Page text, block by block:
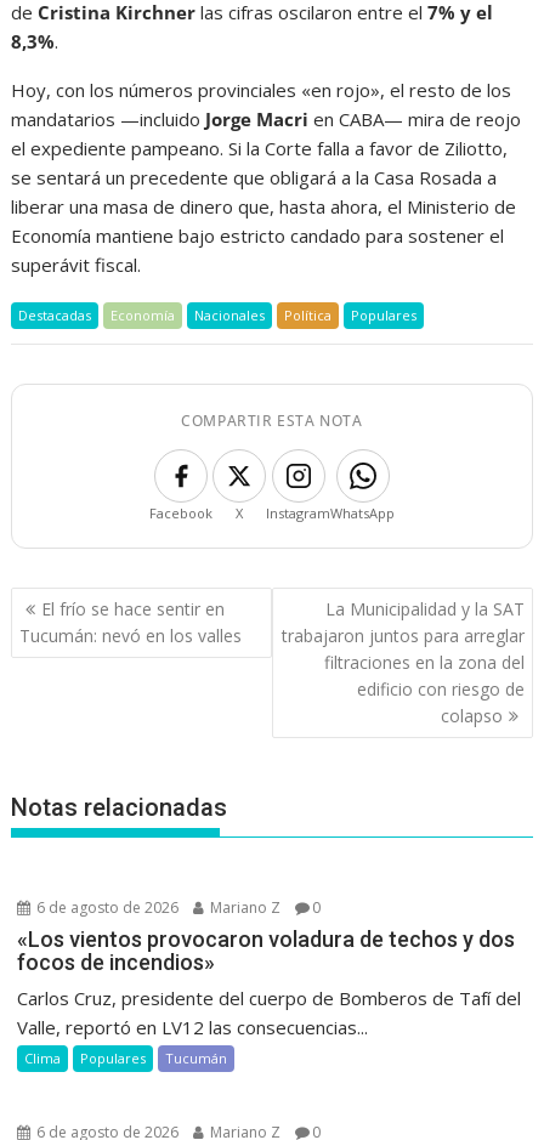
de Cristina Kirchner las cifras oscilaron entre el7% y el
8,3%.
Hoy, con los números provinciales «en rojo», el resto de los
mandatarios —incluido Jorge Macri en CABA— mira de reojo
el expediente pampeano. Si la Corte falla a favor de Ziliotto,
se sentará un precedente que obligará a la Casa Rosada a
liberar una masa de dinero que, hasta ahora, el Ministerio de
Economía mantiene bajo estricto candado para sostener el
superávit fiscal.
Destacadas Economía Nacionales Política Populares
COMPARTIR ESTA NOTA
Facebook X InstagramWhatsApp
Navegación
de
entradas
El frío se hace sentir en
Tucumán: nevó en los valles
La Municipalidad y la SAT
trabajaron juntos para arreglar
filtraciones en la zona del
edificio con riesgo de
colapso
Notas relacionadas
6 de agosto de 2026 Mariano Z 0
«Los vientos provocaron voladura de techos y dos
focos de incendios»
Carlos Cruz, presidente del cuerpo de Bomberos de Tafí del
Valle, reportó en LV12 las consecuencias...
Clima Populares Tucumán
6 de agosto de 2026 Mariano Z 0